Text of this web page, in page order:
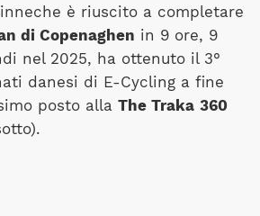
è riuscito a completare
di Copenaghen in 9 ore, 9
nel 2025, ha ottenuto il 3°
danesi di E-Cycling a fine
posto alla The Traka 360